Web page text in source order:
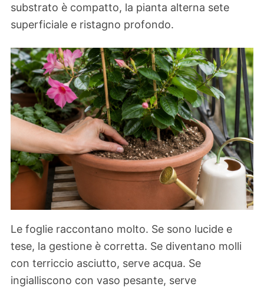
substrato è compatto, la pianta alterna sete
superficiale e ristagno profondo.
Le foglie raccontano molto. Se sono lucide e
tese, la gestione è corretta. Se diventano molli
con terriccio asciutto, serve acqua. Se
ingialliscono con vaso pesante, serve